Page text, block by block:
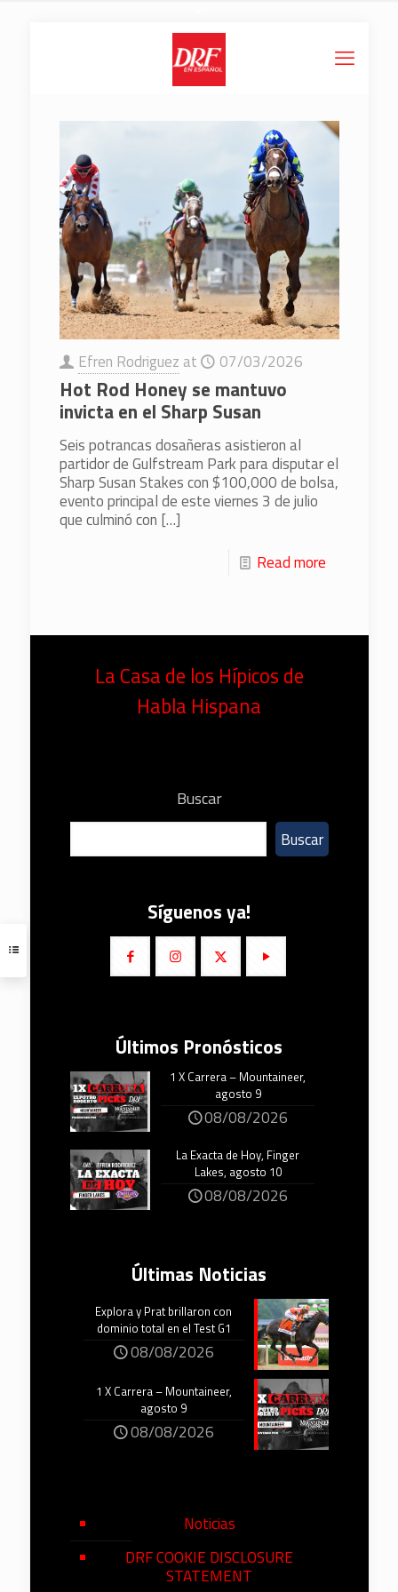
Efren Rodriguez at 07/03/2026
Hot Rod Honey se mantuvo
invicta en el Sharp Susan
Seis potrancas dosañeras asistieron al
partidor de Gulfstream Park para disputar el
Sharp Susan Stakes con $100,000 de bolsa,
evento principal de este viernes 3 de julio
que culminó con […]
Read more
La Casa de los Hípicos de
Habla Hispana
Buscar
Buscar
Síguenos ya!
Últimos Pronósticos
1 X Carrera – Mountaineer,
agosto 9
08/08/2026
La Exacta de Hoy, Finger
Lakes, agosto 10
08/08/2026
Últimas Noticias
Explora y Prat brillaron con
dominio total en el Test G1
08/08/2026
1 X Carrera – Mountaineer,
agosto 9
08/08/2026
Noticias
DRF COOKIE DISCLOSURE
STATEMENT